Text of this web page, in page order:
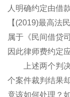
人明确约定由借
【(2019)最高法
属于《民间借贷
因此律师费约定
上述两个判决
个案件裁判结果
竟该如何处理？